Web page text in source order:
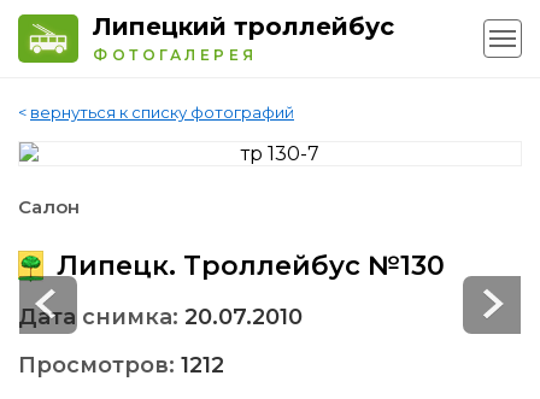
Липецкий троллейбус
ФОТОГАЛЕРЕЯ
< вернуться к списку фотографий
Салон
Липецк. Троллейбус №130
Дата снимка: 20.07.2010
Просмотров: 1212